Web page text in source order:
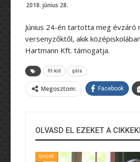
2018. június 28.
Június 24-én tartotta meg évzáró
versenyzőktől, akik
Hartmann Kft. támogatja.
fit-kid gála
Megosztom: Facebook
OLVASD EL EZEKET A
SPORT